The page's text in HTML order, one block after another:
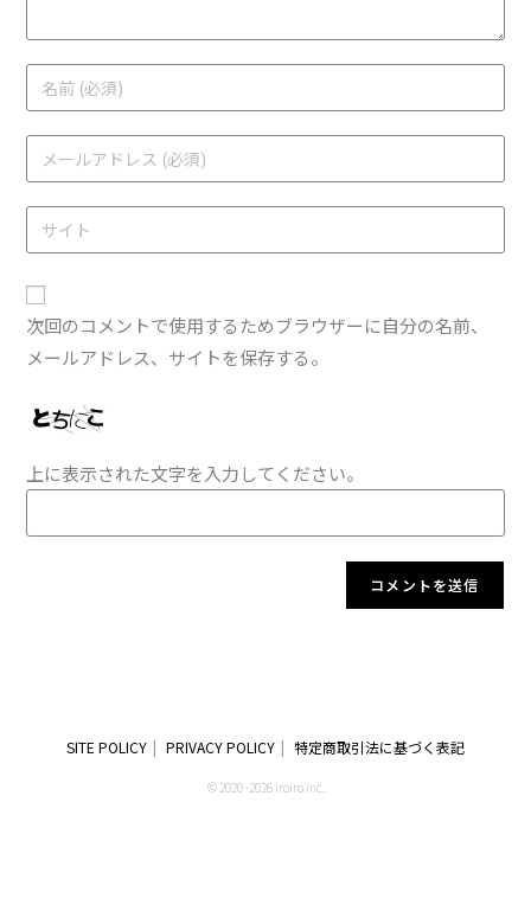
次回のコメントで使用するためブラウザーに自分の名前、
メールアドレス、サイトを保存する。
上に表示された文字を入力してください。
SITE POLICY PRIVACY POLICY 特定商取引法に基づく表記
© 2020 -2026 iroiro inc.